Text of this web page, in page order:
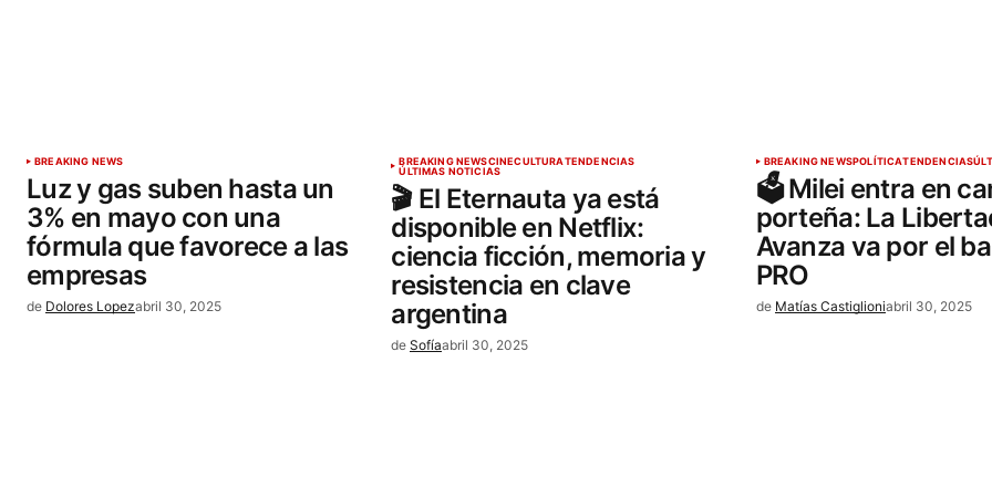
BREAKING NEWS
Luz y gas suben hasta un
3% en mayo con una
fórmula que favorece a las
empresas
de Dolores Lopezabril 30, 2025
BREAKING NEWSCINECULTURATENDENCIAS
ÚLTIMAS NOTICIAS
🎬 El Eternauta ya está
disponible en Netflix:
ciencia ficción, memoria y
resistencia en clave
argentina
de Sofíaabril 30, 2025
BREAKING NEWSPOLÍTICATENDENCIAS
🗳️ Milei entra en
porteña: La
Avanza va por el
PRO
de Matías Castiglioniabril 30, 2025